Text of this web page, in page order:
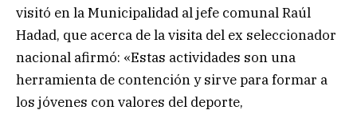
visitó en la Municipalidad al jefe comunal Raúl
Hadad, que acerca de la visita del ex seleccionador
nacional afirmó: «Estas actividades son una
herramienta de contención y sirve para formar a
los jóvenes con valores del deporte,